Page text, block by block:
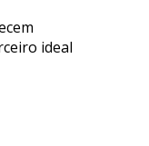
ideal